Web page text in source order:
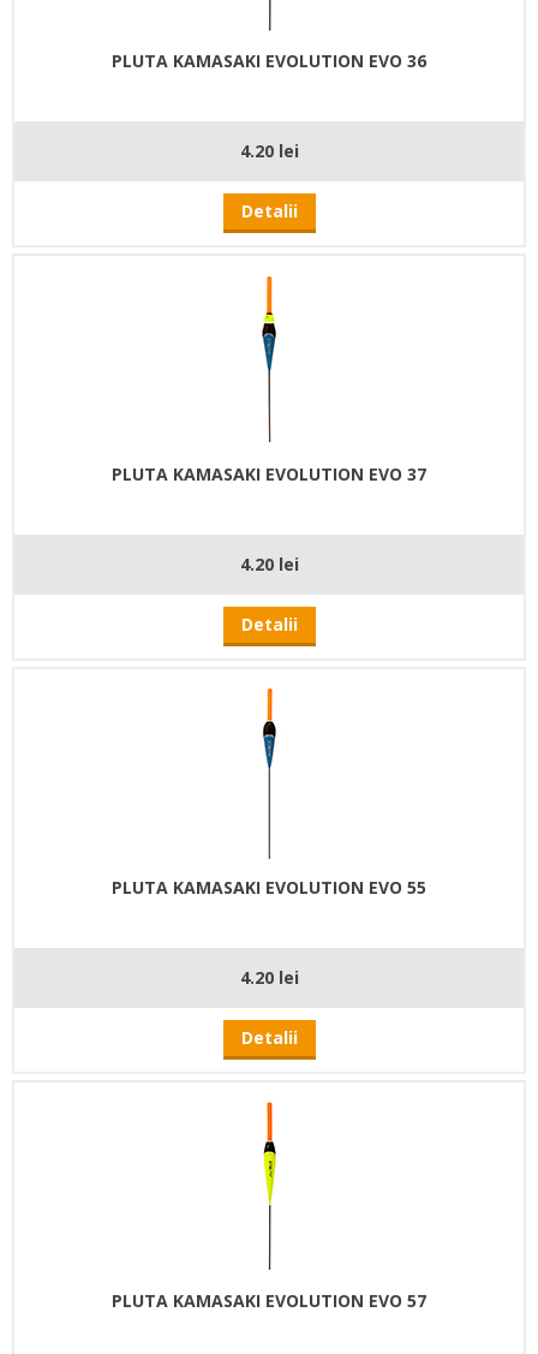
PLUTA KAMASAKI EVOLUTION EVO 36
4.20 lei
Detalii
PLUTA KAMASAKI EVOLUTION EVO 37
4.20 lei
Detalii
PLUTA KAMASAKI EVOLUTION EVO 55
4.20 lei
Detalii
PLUTA KAMASAKI EVOLUTION EVO 57